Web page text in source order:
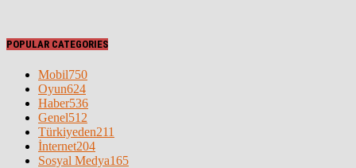
POPULAR CATEGORIES
Mobil750
Oyun624
Haber536
Genel512
Türkiyeden211
İnternet204
Sosyal Medya165